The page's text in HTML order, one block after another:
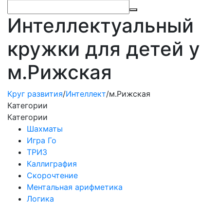
Интеллектуальный
кружки для детей у
м.Рижская
Круг развития/Интеллект/м.Рижская
Категории
Категории
Шахматы
Игра Го
ТРИЗ
Каллиграфия
Скорочтение
Ментальная арифметика
Логика